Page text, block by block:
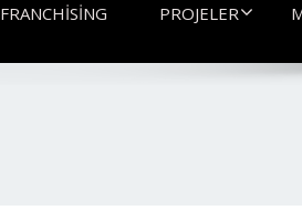
FRANCHISING PROJELER